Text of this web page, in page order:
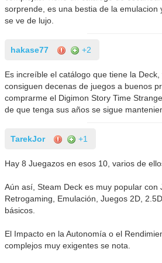
sorprende, es una bestia de la emulacion
se ve de lujo.
hakase77 +2
Es increíble el catálogo que tiene la
consiguen decenas de juegos a buenos
comprarme el Digimon Story Time
de que tenga sus años se sigue
TarekJor +1
Hay 8 Juegazos en esos 10, varios de
Aún así, Steam Deck es muy popular con
Retrogaming, Emulación, Juegos 2D,
básicos.
El Impacto en la Autonomía o el
complejos muy exigentes se nota.